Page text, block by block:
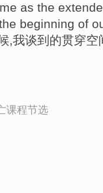
as the
beginning of
,我谈到的贯穿
课程节选